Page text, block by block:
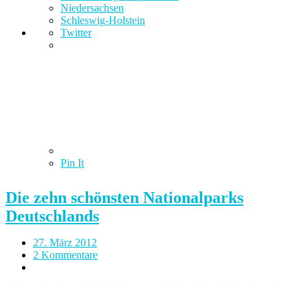
Niedersachsen
Schleswig-Holstein
Twitter
Pin It
Die zehn schönsten Nationalparks
Deutschlands
27. März 2012
2 Kommentare